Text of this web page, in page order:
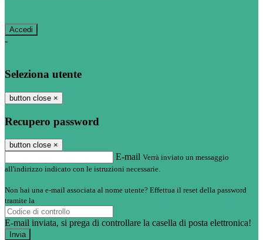
-
Seleziona utente
button close ×
Recupero password
button close ×
E-mail Verrà inviato un messaggio
all'indirizzo indicato con le istruzioni necessarie.
Non hai una e-mail associata al nome utente? Effettua il reset della password
tramite la
E-mail inviata, si prega di controllare la casella di posta elettronica!